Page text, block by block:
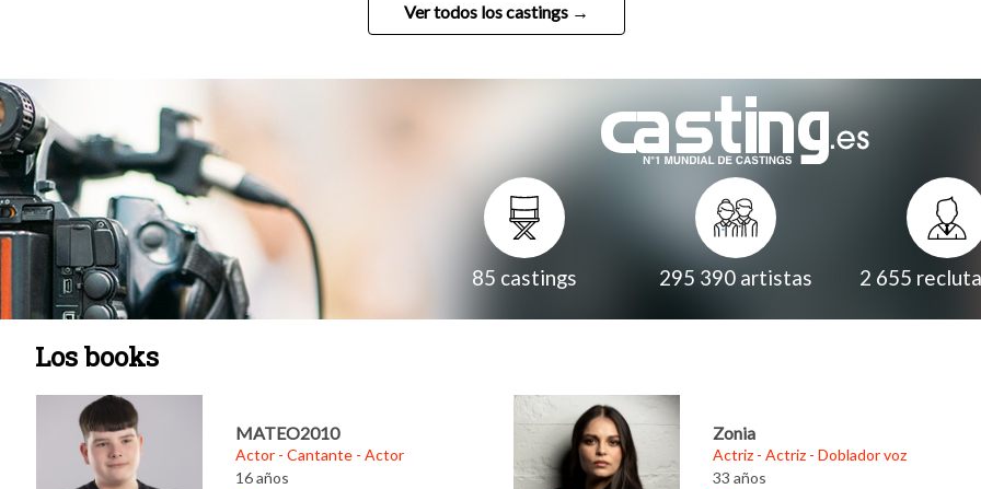
Ver todos los castings
85 castings 295 390 artistas 2 655
Los books
MATEO2010
Actor - Cantante - Actor
16 años
Zonia
Actriz - Actriz - Doblador voz
33 años
Ramzi, actor y cantante con
Ramzi, actor y cantante